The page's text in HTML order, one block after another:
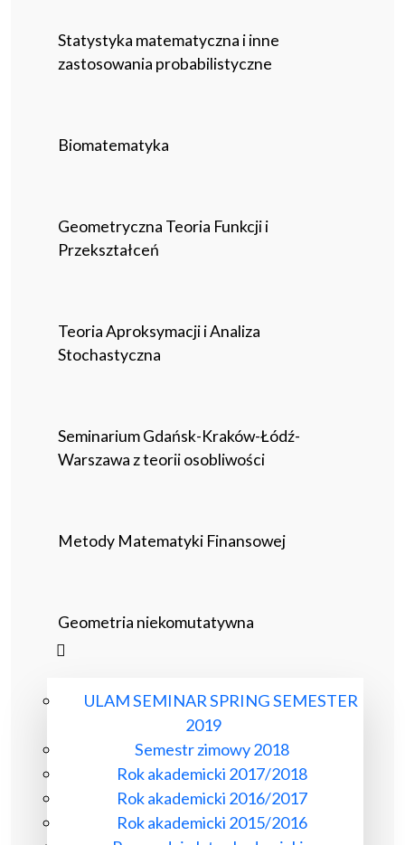
Statystyka matematyczna i inne
zastosowania probabilistyczne
Biomatematyka
Geometryczna Teoria Funkcji i
Przekształceń
Teoria Aproksymacji i Analiza
Stochastyczna
Seminarium Gdańsk-Kraków-Łódź-
Warszawa z teorii osobliwości
Metody Matematyki Finansowej
Geometria niekomutatywna
ULAM SEMINAR SPRING SEMESTER
2019
Semestr zimowy 2018
Rok akademicki 2017/2018
Rok akademicki 2016/2017
Rok akademicki 2015/2016